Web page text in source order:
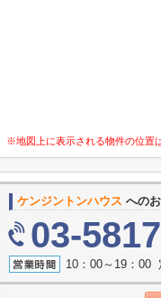
※地図上に表示される物件の位置
ケンジントンハウス への
03-
10：00～19：00